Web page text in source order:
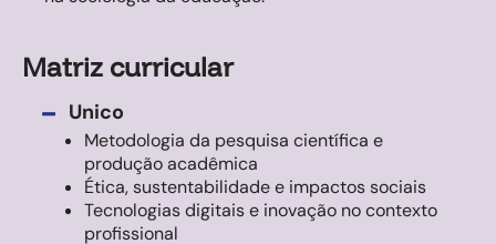
Matriz curricular
- Unico
Metodologia da pesquisa científica e
produção acadêmica
Ética, sustentabilidade e impactos sociais
Tecnologias digitais e inovação no contexto
profissional